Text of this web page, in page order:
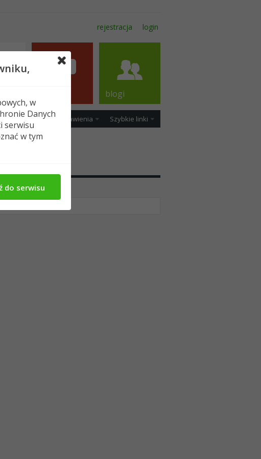
rejestracja login
Spełeczność Ustawienia Szybkie linki
blogi
w
Danych
serwisu
w tym
do serwisu